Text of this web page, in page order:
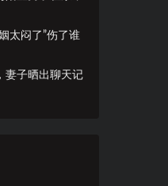
太闷了”伤了谁
妻子晒出聊天记